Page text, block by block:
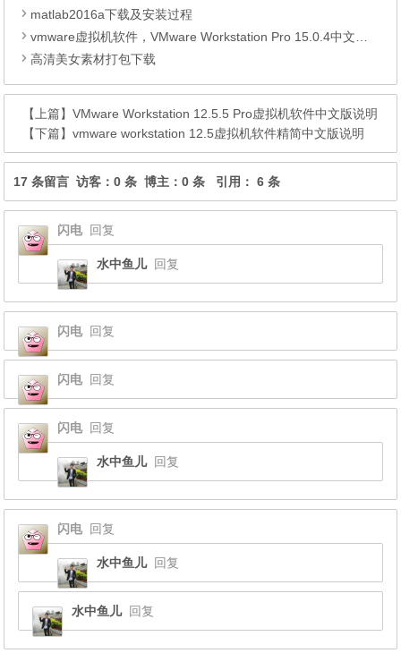
matlab2016a下载及安装过程
vmware虚拟机软件，VMware Workstation Pro 15.0.4中文版下载
高清美女素材打包下载
【上篇】VMware Workstation 12.5.5 Pro虚拟机软件中文版说明
【下篇】vmware workstation 12.5虚拟机软件精简中文版说明
17 条留言 访客：0 条 博主：0 条 引用： 6 条
闪电 回复
水中鱼儿 回复
闪电 回复
闪电 回复
闪电 回复
水中鱼儿 回复
闪电 回复
水中鱼儿 回复
水中鱼儿 回复